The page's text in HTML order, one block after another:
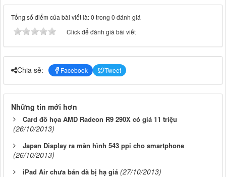
Tổng số điểm của bài viết là: 0 trong 0 đánh giá
Click để đánh giá bài viết
Chia sẻ: Facebook Tweet
Những tin mới hơn
Card đồ họa AMD Radeon R9 290X có giá 11 triệu
(26/10/2013)
Japan Display ra màn hình 543 ppi cho smartphone
(26/10/2013)
iPad Air chưa bán đã bị hạ giá (27/10/2013)